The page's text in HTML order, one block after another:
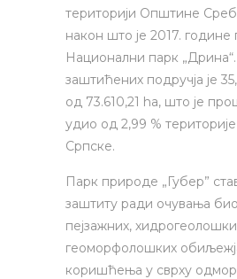
територији Општине
након што је 2017.
Национални парк
заштићених подручја је
од 73.610,21 ha, што је
удио од 2,99 %
Српске.
Парк природе „Губер”
заштиту ради очувања
пејзажних,
геоморфолошких
коришћења у сврху